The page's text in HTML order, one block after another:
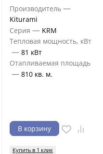
Производитель —
Kiturami
Серия — KRM
Тепловая мощность, кВт
— 81 кВт
Отапливаемая площадь
— 810 кв. м.
В корзину
Купить в 1 клик